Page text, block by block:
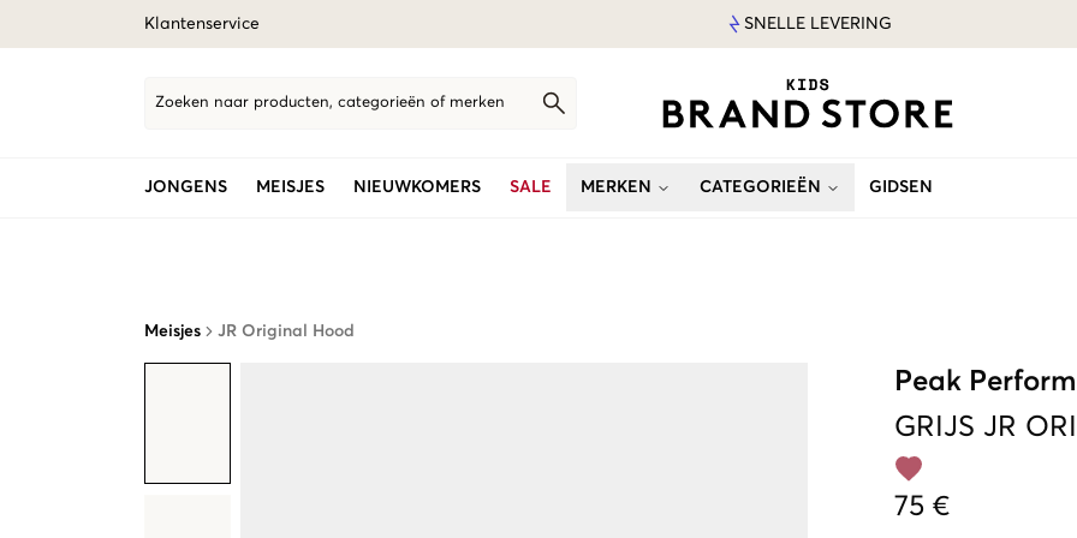
Klantenservice SNELLE LEVERING
Zoeken naar producten, categorieën of merken
JONGENS MEISJES NIEUWKOMERS SALE MERKEN CATEGORIEËN GIDSEN
Meisjes JR Original Hood
Peak
GRIJS JR
75 €